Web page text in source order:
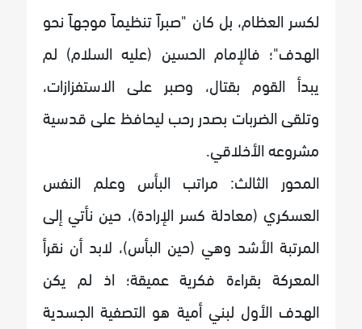
لكسر العظام، بل كان "صبراً تنظيماً موجهاً نحو
الهدف"؛ فالإمام الحسين (عليه السلام) لم
يبدأ القوم بقتال، وصبر على الاستفزازات،
وتلقى الضربات بصدر رحب ليحافظ على قدسية
مشروعه الأخلاقي.
المحور الثالث: مراتب البأس وعلم النفس
العسكري (معادلة كسر الإرادة)، حين نأتي إلى
المرتبة الأشد وهي (حين البأس)، لابد أن نقرأ
المعركة بقراءة فكرية عميقة؛ اذ لم يكن
الهدف الأول لبني أمية هو التصفية الجسدية